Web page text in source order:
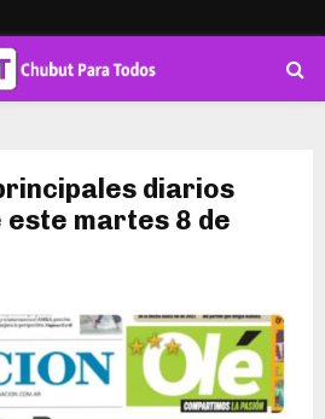
diarios
este martes 8 de